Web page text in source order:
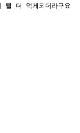
뭘 더 먹게되더라구요